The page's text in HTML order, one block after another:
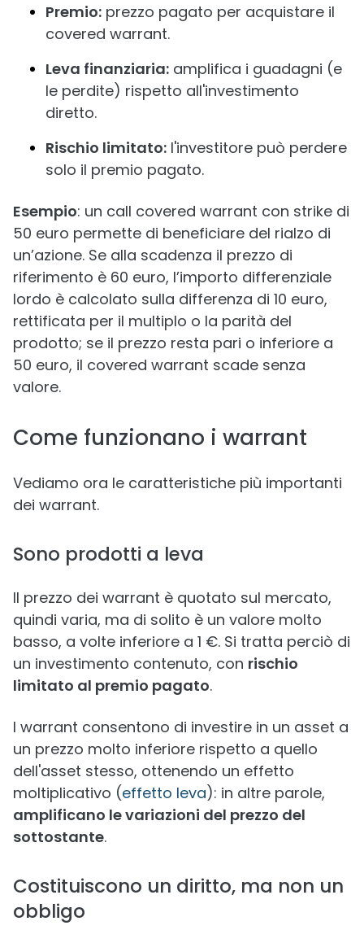
Premio: prezzo pagato per acquistare il
covered warrant.
Leva finanziaria: amplifica i guadagni (e
le perdite) rispetto all'investimento
diretto.
Rischio limitato: l'investitore può perdere
solo il premio pagato.
Esempio: un call covered warrant con strike di
50 euro permette di beneficiare del rialzo di
un’azione. Se alla scadenza il prezzo di
riferimento è 60 euro, l’importo differenziale
lordo è calcolato sulla differenza di 10 euro,
rettificata per il multiplo o la parità del
prodotto; se il prezzo resta pari o inferiore a
50 euro, il covered warrant scade senza
valore.
Come funzionano i warrant
Vediamo ora le caratteristiche più importanti
dei warrant.
Sono prodotti a leva
Il prezzo dei warrant è quotato sul mercato,
quindi varia, ma di solito è un valore molto
basso, a volte inferiore a 1 €. Si tratta perciò di
un investimento contenuto, con rischio
limitato al premio pagato.
I warrant consentono di investire in un asset a
un prezzo molto inferiore rispetto a quello
dell'asset stesso, ottenendo un effetto
moltiplicativo (effetto leva): in altre parole,
amplificano le variazioni del prezzo del
sottostante.
Costituiscono un diritto, ma non un
obbligo